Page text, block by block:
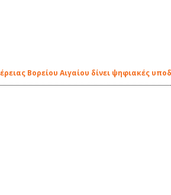
Βορείου Αιγαίου δίνει ψηφιακές